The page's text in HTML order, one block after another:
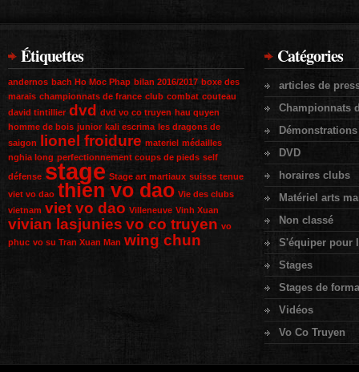
Étiquettes
andernos bach Ho Moc Phap bilan 2016/2017 boxe des
marais championnats de france club combat couteau
david tintillier dvd dvd vo co truyen hau quyen
homme de bois junior kali escrima les dragons de
saigon
lionel froidure materiel médailles
nghia long perfectionnement coups de pieds self
défense stage Stage art martiaux suisse tenue
viet vo dao thien vo dao Vie des clubs
vietnam viet vo dao Villeneuve Vinh Xuan
vivian lasjunies vo co truyen vo
phuc vo su Tran Xuan Man wing chun
Catégories
articles de
Championnats
Démonstrations
DVD
horaires clubs
Matériel arts
Non classé
S'équiper pour
Stages
Stages de
Vidéos
Vo Co Truyen